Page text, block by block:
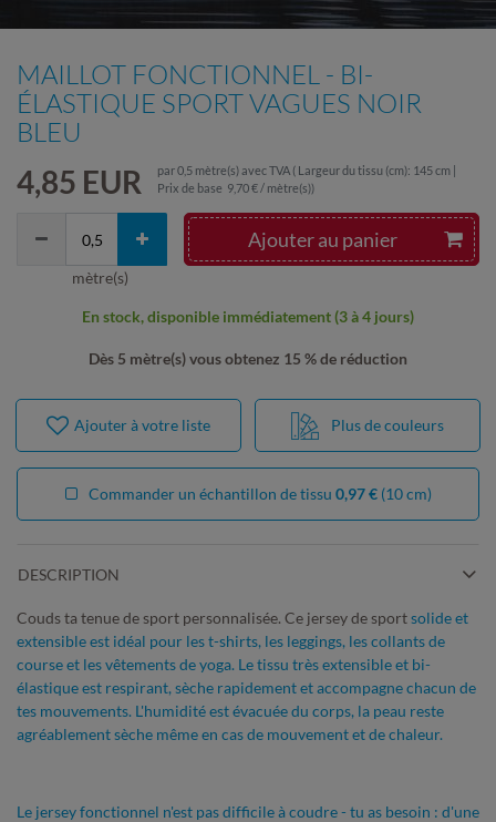
MAILLOT FONCTIONNEL - BI-
ÉLASTIQUE SPORT VAGUES NOIR
BLEU
4,85 EUR par0,5 mètre(s)avec TVA ( Largeur du tissu (cm): 145 cm |
Prix de base 9,70 € / mètre(s))
Dès 5 mètre(s) vous obtenez 15 % de réduction
Ajouter au panier
mètre(s)
En stock, disponible immédiatement (3 à 4 jours)
Plus de couleurs
Ajouter à votre liste
Commander un échantillon de tissu 0,97 €(10 cm)
DESCRIPTION
Couds ta tenue de sport personnalisée. Ce jersey de sportsolide et
extensible est idéal pour les t-shirts, les leggings, les collants de
course et les vêtements de yoga. Le tissu très extensible et bi-
élastique est respirant, sèche rapidement et accompagne chacun de
tes mouvements. L'humidité est évacuée du corps, la peau reste
agréablement sèche même en cas de mouvement et de chaleur.
Le jersey fonctionnel n'est pas difficile à coudre - tu as besoin : d'une